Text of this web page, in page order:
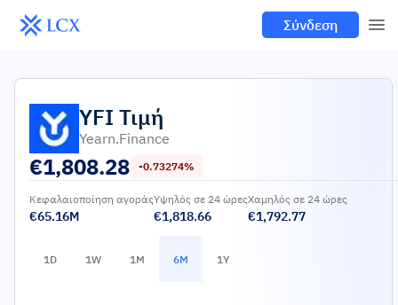
Σύνδεση
YFI Τιμή
Yearn.finance
€1,808.28 -0.73274%
Κεφαλαιοποίηση αγοράς
€65.16M
Υψηλός σε 24 ώρες
€1,818.66
Χαμηλός σε 24 ώρες
€1,792.77
1D 1W 1M 6M 1Y